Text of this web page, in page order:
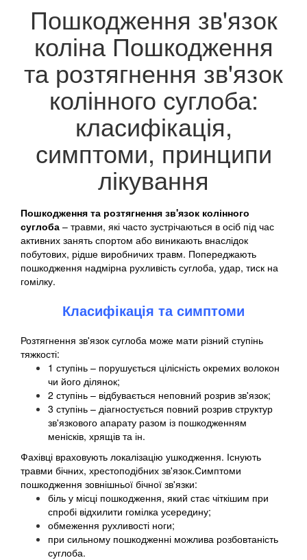
Пошкодження зв'язок
коліна Пошкодження
та розтягнення зв'язок
колінного суглоба:
класифікація,
симптоми, принципи
лікування
Пошкодження та розтягнення зв'язок колінного
суглоба – травми, які часто зустрічаються в осіб під час
активних занять спортом або виникають внаслідок
побутових, рідше виробничих травм. Попереджають
пошкодження надмірна рухливість суглоба, удар, тиск на
гомілку.
Класифікація та симптоми
Розтягнення зв'язок суглоба може мати різний ступінь
тяжкості:
1 ступінь – порушується цілісність окремих волокон
чи його ділянок;
2 ступінь – відбувається неповний розрив зв'язок;
3 ступінь – діагностується повний розрив структур
зв'язкового апарату разом із пошкодженням
менісків, хрящів та ін.
Фахівці враховують локалізацію ушкодження. Існують
травми бічних, хрестоподібних зв'язок.Симптоми
пошкодження зовнішньої бічної зв'язки:
біль у місці пошкодження, який стає чіткішим при
спробі відхилити гомілка усередину;
обмеження рухливості ноги;
при сильному пошкодженні можлива розбовтаність
суглоба.